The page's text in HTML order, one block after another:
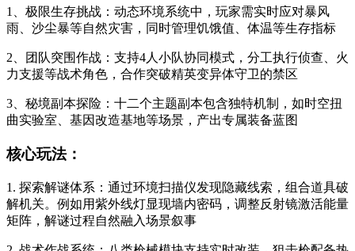
1、极限生存挑战：动态环境系统中，玩家需实时应对暴风
雨、沙尘暴等自然灾害，同时管理饥饿值、体温等生存指标
2、团队突围作战：支持4人小队协同模式，分工执行侦查、火
力支援等战术角色，合作突破精英变异体守卫的禁区
3、秘境副本探险：十二个主题副本包含独特机制，如时空扭
曲实验室、基因改造基地等场景，产出专属装备蓝图
核心玩法：
1. 探索解谜体系：通过环境扫描仪发现隐藏线索，组合道具破
解机关。例如用紫外线灯显现墙内密码，调整反射镜激活能量
矩阵，解谜过程自然融入场景叙事